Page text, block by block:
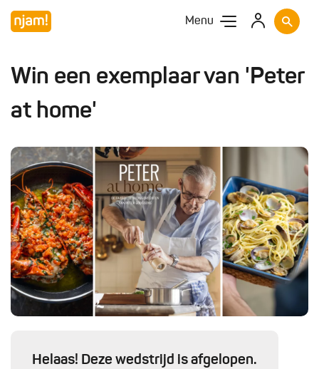
Menu
Win een exemplaar van 'Peter
at home'
Helaas! Deze wedstrijd is afgelopen.